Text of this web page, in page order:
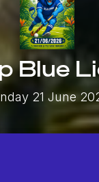
Blue
21 June